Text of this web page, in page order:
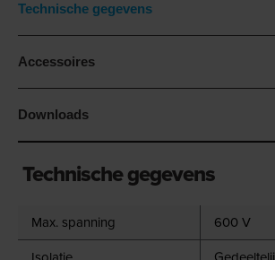
Technische gegevens
Accessoires
Downloads
Technische gegevens
Max. spanning
600 V